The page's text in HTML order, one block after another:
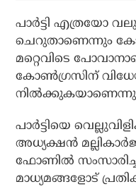
പാര്‍ട്ടി എത്രയോ
ചെറുതാണെന്നും
മറ്റെവിടെ
കോണ്‍ഗ്രസിന്
പാര്‍ട്ടിയെ
അധ്യക്ഷന്‍
ഫോണില്‍
മാധ്യമങ്ങളോട്